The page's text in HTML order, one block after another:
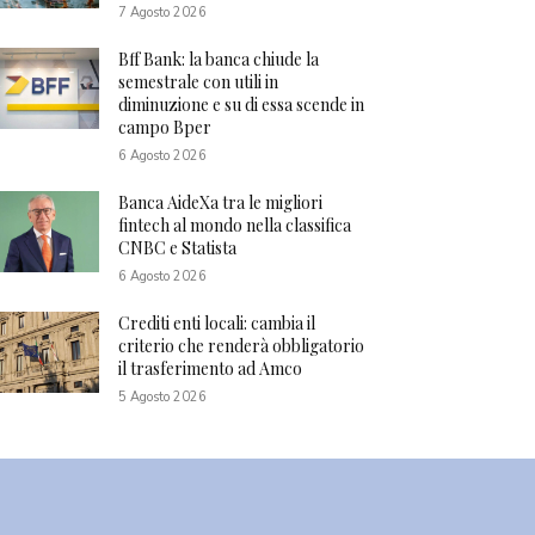
7 Agosto 2026
Bff Bank: la banca chiude la
semestrale con utili in
diminuzione e su di essa scende in
campo Bper
6 Agosto 2026
Banca AideXa tra le migliori
fintech al mondo nella classifica
CNBC e Statista
6 Agosto 2026
Crediti enti locali: cambia il
criterio che renderà obbligatorio
il trasferimento ad Amco
5 Agosto 2026